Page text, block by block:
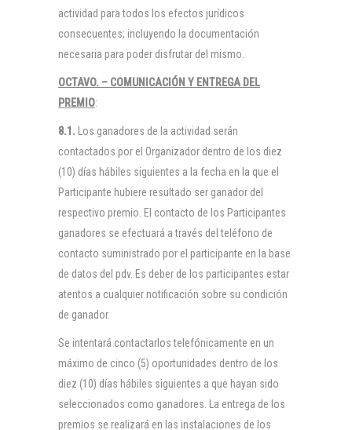
actividad para todos los efectos jurídicos
consecuentes; incluyendo la documentación
necesaria para poder disfrutar del mismo.
OCTAVO. – COMUNICACIÓN Y ENTREGA DEL
PREMIO:
8.1. Los ganadores de la actividad serán
contactados por el Organizador dentro de los diez
(10) días hábiles siguientes a la fecha en la que el
Participante hubiere resultado ser ganador del
respectivo premio. El contacto de los Participantes
ganadores se efectuará a través del teléfono de
contacto suministrado por el participante en la base
de datos del pdv. Es deber de los participantes estar
atentos a cualquier notificación sobre su condición
de ganador.
Se intentará contactarlos telefónicamente en un
máximo de cinco (5) oportunidades dentro de los
diez (10) días hábiles siguientes a que hayan sido
seleccionados como ganadores. La entrega de los
premios se realizará en las instalaciones de los